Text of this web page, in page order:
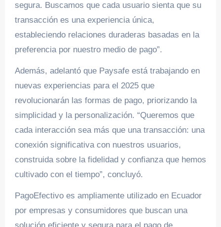
segura. Buscamos que cada usuario sienta que su
transacción es una experiencia única,
estableciendo relaciones duraderas basadas en la
preferencia por nuestro medio de pago”.
Además, adelantó que Paysafe está trabajando en
nuevas experiencias para el 2025 que
revolucionarán las formas de pago, priorizando la
simplicidad y la personalización. “Queremos que
cada interacción sea más que una transacción: una
conexión significativa con nuestros usuarios,
construida sobre la fidelidad y confianza que hemos
cultivado con el tiempo”, concluyó.
PagoEfectivo es ampliamente utilizado en Ecuador
por empresas y consumidores que buscan una